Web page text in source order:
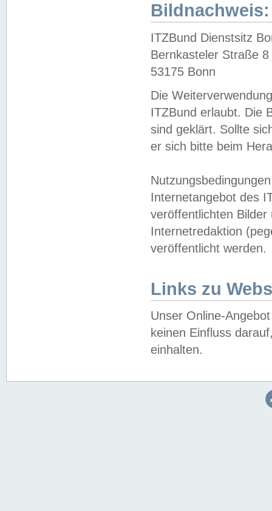
Bildnachweis:
ITZBund Dienstsitz
Bernkasteler Straße 8
53175 Bonn
Die
ITZBund erlaubt. Die
sind geklärt. Sollte
er sich bitte beim
Internetangebot des
veröffentlichten
Internetredaktion
veröffentlicht werden.
Links zu
Unser Online-
keinen Einfluss
einhalten.